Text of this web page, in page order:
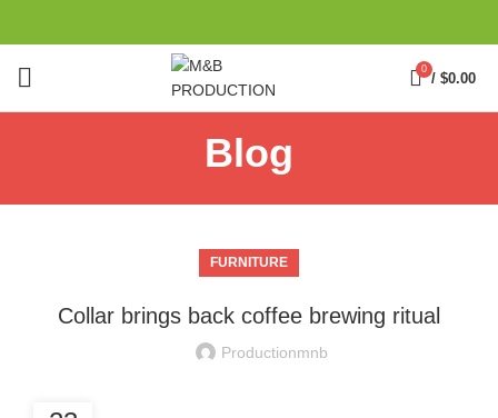
0
/ $0.00
Blog
FURNITURE
Collar brings back coffee brewing ritual
Productionmnb